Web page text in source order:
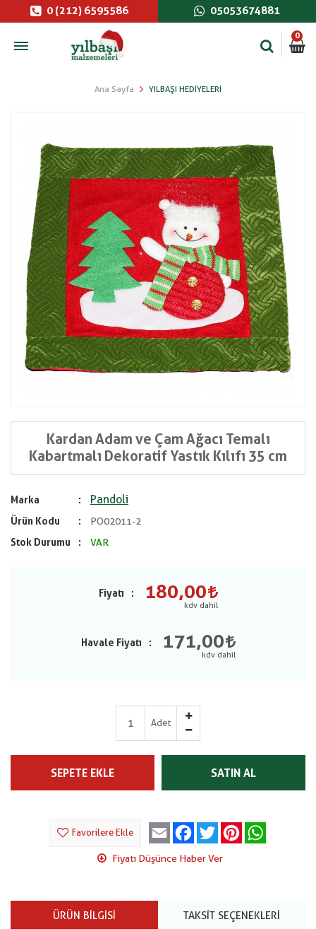
0 (212) 6595586 05053674881
0
Ana Sayfa YILBAŞI HEDIYELERI
Kardan Adam ve Çam Ağacı Temalı
Kabartmalı Dekoratif Yastık Kılıfı 35 cm
Marka Pandoli
Ürün Kodu
PO02011-2
Stok Durumu
VAR
Fiyatı 180,00
Havale Fiyatı 171,00
Adet
SEPETE EKLE SATIN AL
Favorilere Ekle Email Facebook
Twitter Pinterest
Fiyatı Düşünce Haber Ver
ÜRÜN BILGISI TAKSIT SEÇENEKLERI